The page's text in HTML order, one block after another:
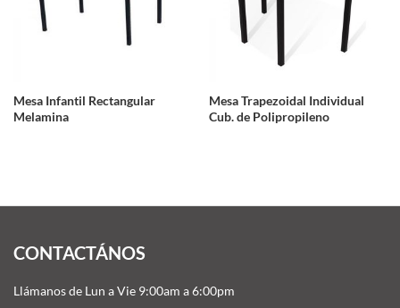
Mesa Infantil Rectangular
Melamina
Mesa Trapezoidal Individual
Cub. de Polipropileno
CONTACTÁNOS
Llámanos de Lun a Vie 9:00am a 6:00pm